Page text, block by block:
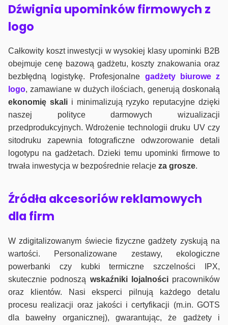
Dźwignia upominków firmowych z
logo
Całkowity koszt inwestycji w wysokiej klasy upominki B2B
obejmuje cenę bazową gadżetu, koszty znakowania oraz
bezbłędną logistykę. Profesjonalne gadżety biurowe z
logo, zamawiane w dużych ilościach, generują doskonałą
ekonomię skalii minimalizują ryzyko reputacyjne dzięki
naszej polityce darmowych wizualizacji
przedprodukcyjnych. Wdrożenie technologii druku UV czy
sitodruku zapewnia fotograficzne odwzorowanie detali
logotypu na gadżetach. Dzieki temu upominki firmowe to
trwała inwestycja w bezpośrednie relacje za grosze.
Źródła akcesoriów reklamowych
dla firm
W zdigitalizowanym świecie fizyczne gadżety zyskują na
wartości. Personalizowane zestawy, ekologiczne
powerbanki czy kubki termiczne szczelności IPX,
skutecznie podnoszą wskaźniki lojalnościpracowników
oraz klientów. Nasi eksperci pilnują każdego detalu
procesu realizacji oraz jakości i certyfikacji (m.in. GOTS
dla bawełny organicznej), gwarantując, że gadżety i